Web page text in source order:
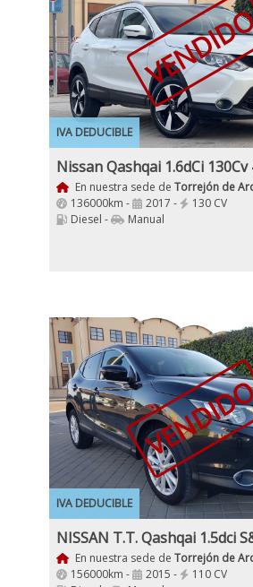
IVA DEDUCIBLE
En nuestra sede de Torrejón de
136000km -
2017 -
130 CV
Diesel -
Manual
IVA DEDUCIBLE
NISSAN T.T. Qashqai 1.5dci
En nuestra sede de Torrejón de
156000km -
2015 -
110 CV